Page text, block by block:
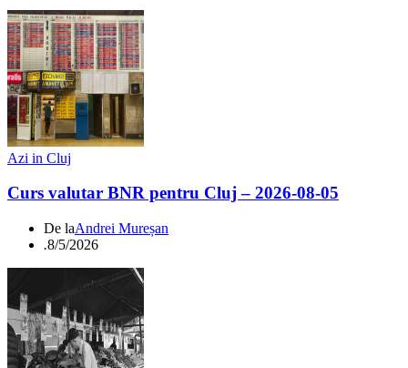
Azi in Cluj
Curs valutar BNR pentru Cluj – 2026-08-05
De laAndrei Mureșan
.8/5/2026